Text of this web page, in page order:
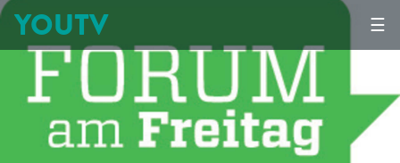
☰
YOUTV